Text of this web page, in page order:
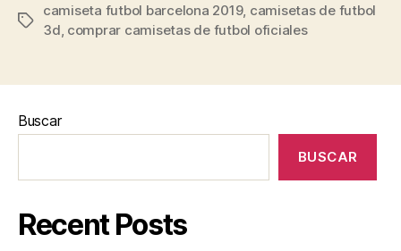
Etiquetas
camiseta futbol barcelona 2019, camisetas de futbol
3d, comprar camisetas de futbol oficiales
Buscar
BUSCAR
Recent Posts